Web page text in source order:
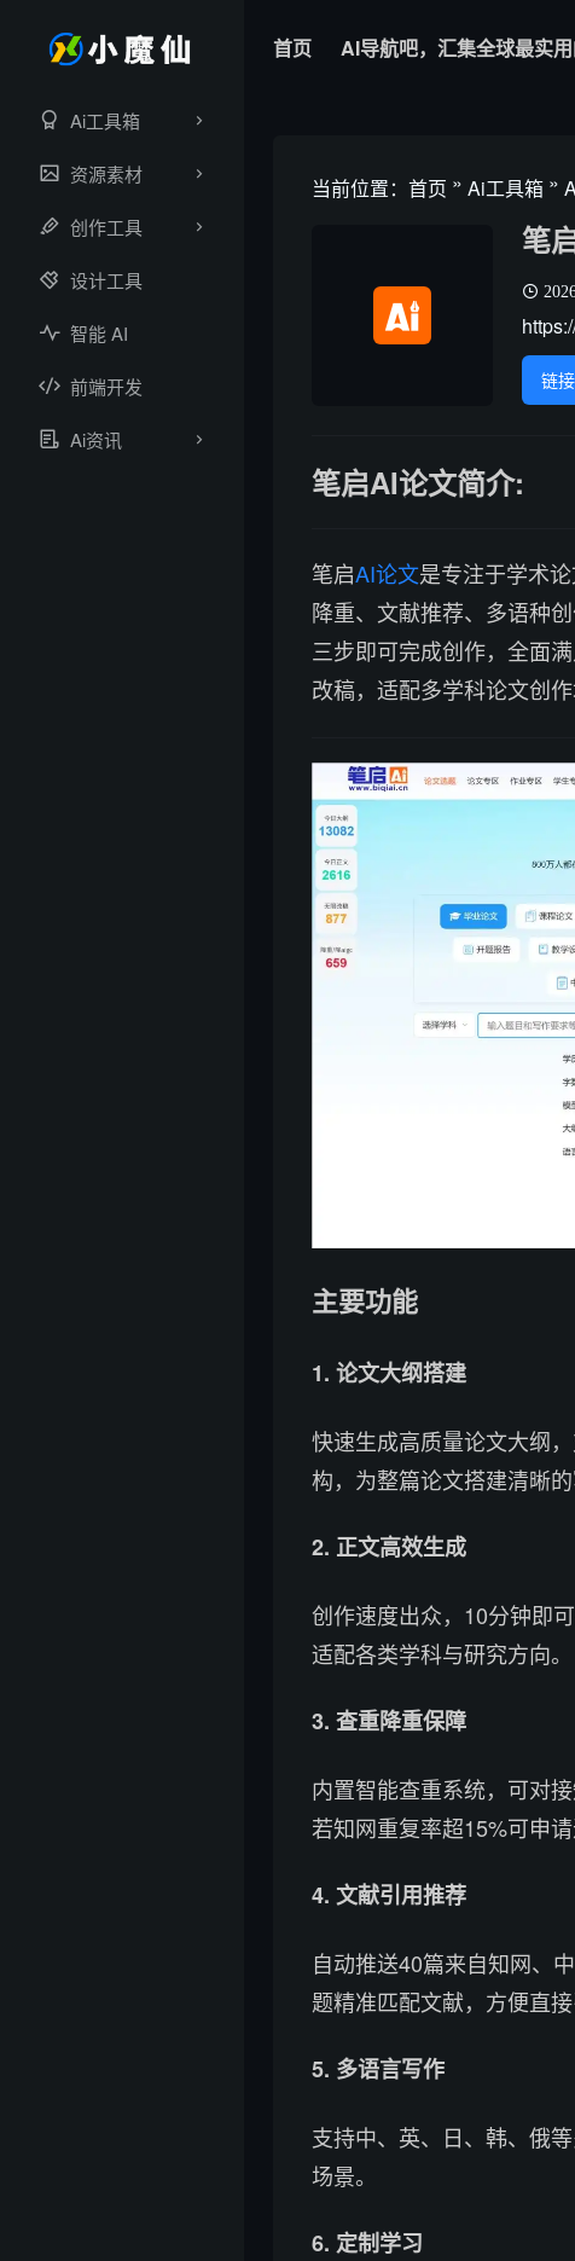
Ai工具箱
资源素材
创作工具
设计工具
智能 AI
前端开发
Ai资讯
首页 AI导航吧，汇集全球最实
当前位置： 首页 » Ai工具箱 »
笔
链
笔启AI论文简介:
笔启AI论文是专注于学术
降重、文献推荐、多语种
三步即可完成创作，全面
改稿，适配多学科论文创作
主要功能
1. 论文大纲搭建
快速生成高质量论文大纲
构，为整篇论文搭建清晰的
2. 正文高效生成
创作速度出众，10分钟即
适配各类学科与研究方向。
3. 查重降重保障
内置智能查重系统，可对
若知网重复率超15%可申
4. 文献引用推荐
自动推送40篇来自知网、
题精准匹配文献，方便直接
5. 多语言写作
支持中、英、日、韩、俄
场景。
6. 定制学习